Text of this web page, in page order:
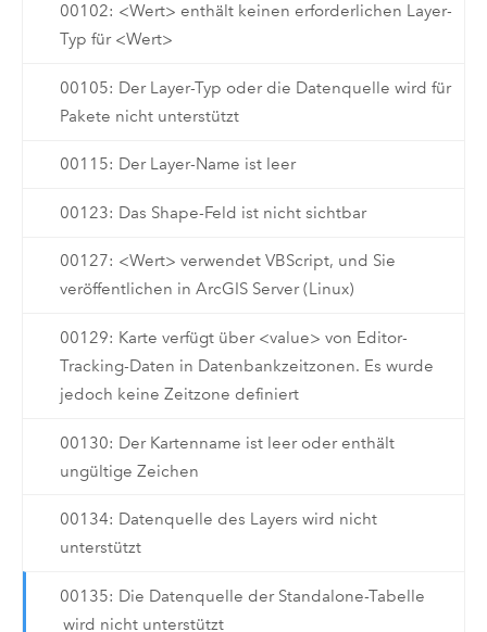
00102: <Wert> enthält keinen erforderlichen Layer-
Typ für <Wert>
00105: Der Layer-Typ oder die Datenquelle wird für
Pakete nicht unterstützt
00115: Der Layer-Name ist leer
00123: Das Shape-Feld ist nicht sichtbar
00127: <Wert> verwendet VBScript, und Sie
veröffentlichen in ArcGIS Server (Linux)
00129: Karte verfügt über <value> von Editor-
Tracking-Daten in Datenbankzeitzonen. Es wurde
jedoch keine Zeitzone definiert
00130: Der Kartenname ist leer oder enthält
ungültige Zeichen
00134: Datenquelle des Layers wird nicht
unterstützt
00135: Die Datenquelle der Standalone-Tabelle
wird nicht unterstützt